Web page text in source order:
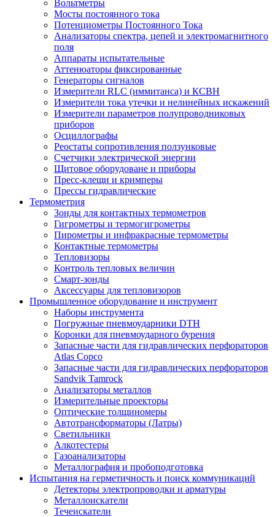
Вольтметры
Мосты постоянного тока
Потенциометры Постоянного Тока
Анализаторы спектра, цепей и электромагнитного
поля
Аппараты испытательные
Аттенюаторы фиксированные
Генераторы сигналов
Измерители RLC (иммитанса) и КСВН
Измерители тока утечки и нелинейных искажений
Измерители параметров полупроводниковых
приборов
Осциллографы
Реостаты сопротивления ползунковые
Счетчики электрической энергии
Щитовое оборудоване и приборы
Пресс-клещи и кримперы
Прессы гидравлические
Термометрия
Зонды для контактных термометров
Гигрометры и термогигрометры
Пирометры и инфракрасные термометры
Контактные термометры
Тепловизоры
Контроль тепловых величин
Смарт-зонды
Аксессуары для тепловизоров
Промышленное оборудование и инструмент
Наборы инструмента
Погружные пневмоударники DTH
Коронки для пневмоударного бурения
Запасные части для гидравлических перфораторов
Atlas Copco
Запасные части для гидравлических перфораторов
Sandvik Tamrock
Анализаторы металлов
Измерительные проекторы
Оптические толщиномеры
Автотрансформаторы (Латры)
Светильники
Алкотестеры
Газоанализаторы
Металлография и пробоподготовка
Испытания на герметичность и поиск коммуникаций
Детекторы электропроводки и арматуры
Металлоискатели
Течеискатели